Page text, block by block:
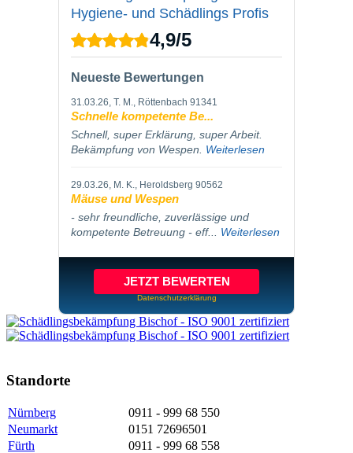
Hygiene- und Schädlings Profis
4,9/5
Neueste Bewertungen
31.03.26, T. M., Röttenbach 91341
Schnelle kompetente Be...
Schnell, super Erklärung, super Arbeit.
Bekämpfung von Wespen. Weiterlesen
29.03.26, M. K., Heroldsberg 90562
Mäuse und Wespen
- sehr freundliche, zuverlässige und
kompetente Betreuung - eff... Weiterlesen
JETZT BEWERTEN
Datenschutzerklärung
Standorte
Nürnberg
0911 - 999 68 550
Neumarkt
0151 72696501
Fürth
0911 - 999 68 558